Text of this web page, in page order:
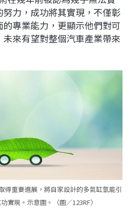
力，成功將其實現，不僅彰
專業能力，更顯示他們對可
來有望對整個汽車產業帶來
得重要進展，將自家設計的多氣缸氫能引
實現。示意圖。（圖／123RF）